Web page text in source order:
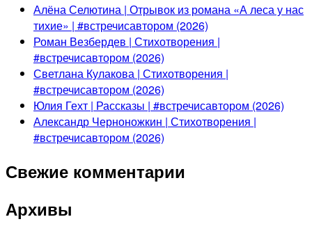
Алёна Селютина | Отрывок из романа «А леса у нас
тихие» | #встречисавтором (2026)
Роман Везбердев | Стихотворения |
#встречисавтором (2026)
Светлана Кулакова | Стихотворения |
#встречисавтором (2026)
Юлия Гехт | Рассказы | #встречисавтором (2026)
Александр Черноножкин | Стихотворения |
#встречисавтором (2026)
Свежие комментарии
Архивы